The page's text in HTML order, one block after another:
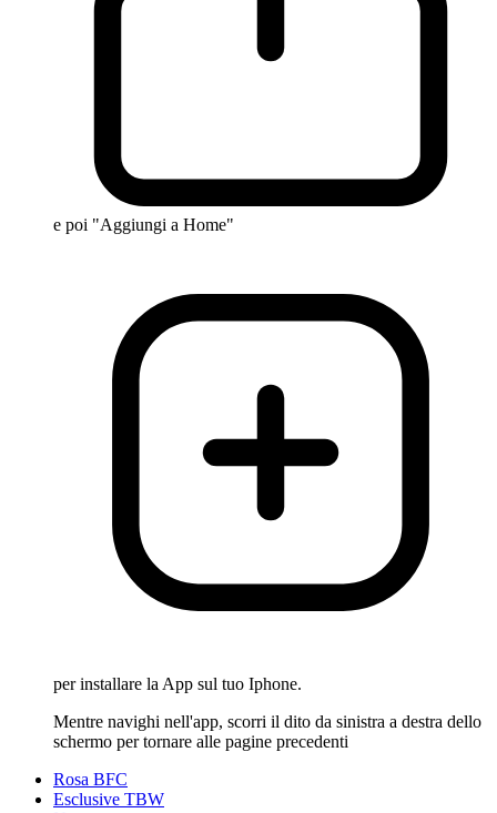
e poi "Aggiungi a Home"
per installare la App sul tuo Iphone.
Mentre navighi nell'app, scorri il dito da sinistra a destra dello
schermo per tornare alle pagine precedenti
Rosa BFC
Esclusive TBW